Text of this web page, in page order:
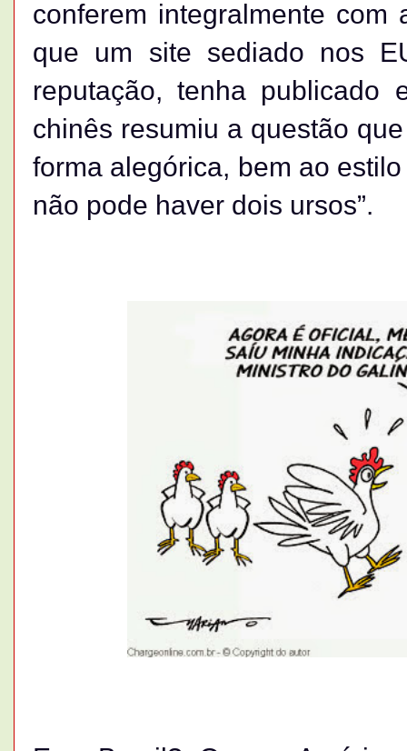
conferem integralmente
que um site sediado nos
reputação, tenha publicado
chinês resumiu a questão
forma alegórica, bem ao
não pode haver dois ursos”.